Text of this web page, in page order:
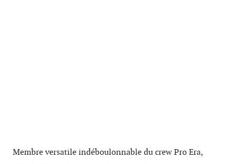
Membre versatile indéboulonnable du crew Pro Era,